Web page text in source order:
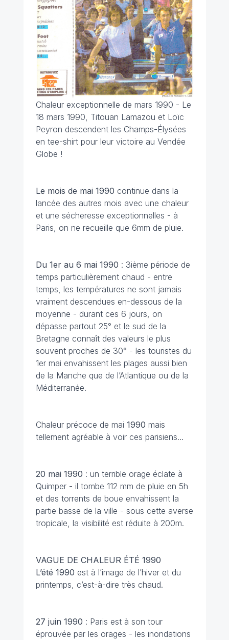
Chaleur exceptionnelle de mars 1990 - Le
18 mars 1990, Titouan Lamazou et Loïc
Peyron descendent les Champs-Élysées
en tee-shirt pour leur victoire au Vendée
Globe !
Le mois de mai 1990 continue dans la
lancée des autres mois avec une chaleur
et une sécheresse exceptionnelles - à
Paris, on ne recueille que 6mm de pluie.
Du 1er au 6 mai 1990 : 3ième période de
temps particulièrement chaud - entre
temps, les températures ne sont jamais
vraiment descendues en-dessous de la
moyenne - durant ces 6 jours, on
dépasse partout 25° et le sud de la
Bretagne connaît des valeurs le plus
souvent proches de 30° - les touristes du
1er mai envahissent les plages aussi bien
de la Manche que de l’Atlantique ou de la
Méditerranée.
Chaleur précoce de mai 1990 mais
tellement agréable à voir ces parisiens...
20 mai 1990 : un terrible orage éclate à
Quimper - il tombe 112 mm de pluie en 5h
et des torrents de boue envahissent la
partie basse de la ville - sous cette averse
tropicale, la visibilité est réduite à 200m.
VAGUE DE CHALEUR ÉTÉ 1990
L’été 1990 est à l’image de l’hiver et du
printemps, c’est-à-dire très chaud.
27 juin 1990 : Paris est à son tour
éprouvée par les orages - les inondations